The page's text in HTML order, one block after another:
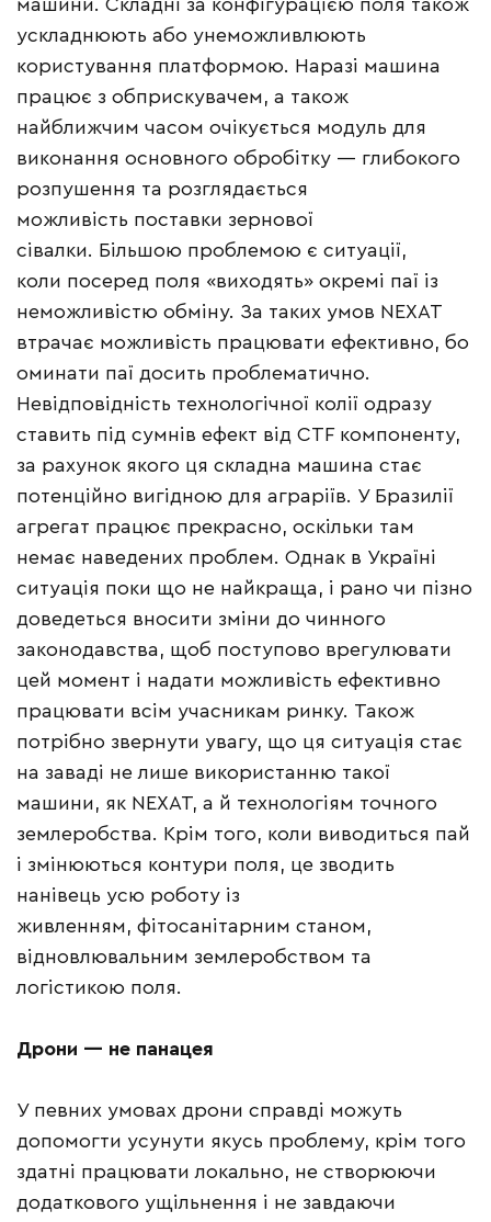
машини. Складні за конфігурацією поля також
ускладнюють або унеможливлюють
користування платформою. Наразі машина
працює з обприскувачем, а також
найближчим часом очікується модуль для
виконання основного обробітку — глибокого
розпушення та розглядається
можливість поставки зернової
сівалки. Більшою проблемою є ситуації,
коли посеред поля «виходять» окремі паї із
неможливістю обміну. За таких умов NEXAT
втрачає можливість працювати ефективно, бо
оминати паї досить проблематично.
Невідповідність технологічної колії одразу
ставить під сумнів ефект від CTF компоненту,
за рахунок якого ця складна машина стає
потенційно вигідною для аграріїв. У Бразилії
агрегат працює прекрасно, оскільки там
немає наведених проблем. Однак в Україні
ситуація поки що не найкраща, і рано чи пізно
доведеться вносити зміни до чинного
законодавства, щоб поступово врегулювати
цей момент і надати можливість ефективно
працювати всім учасникам ринку. Також
потрібно звернути увагу, що ця ситуація стає
на заваді не лише використанню такої
машини, як NEXAT, а й технологіям точного
землеробства. Крім того, коли виводиться пай
і змінюються контури поля, це зводить
нанівець усю роботу із
живленням, фітосанітарним станом,
відновлювальним землеробством та
логістикою поля.
Дрони — не панацея
У певних умовах дрони справді можуть
допомогти усунути якусь проблему, крім того
здатні працювати локально, не створюючи
додаткового ущільнення і не завдаючи